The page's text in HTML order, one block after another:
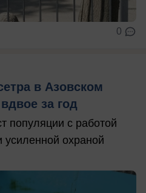
0
в Азовском
за год
популяции с работой
охраной